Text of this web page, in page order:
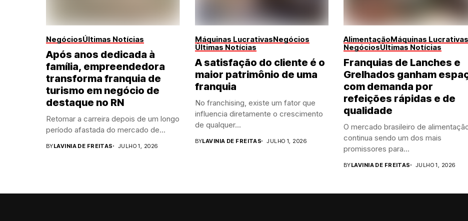
NegóciosÚltimas Notícias
Após anos dedicada à
família, empreendedora
transforma franquia de
turismo em negócio de
destaque no RN
Retomar a carreira depois de um longo
período afastada do mercado de...
BYLAVINIA DE FREITAS JULHO 1, 2026
Máquinas LucrativasNegócios
Últimas Notícias
A satisfação do cliente é o
maior patrimônio de uma
franquia
No franchising, existe um fator que
influencia diretamente o crescimento
de qualquer...
BYLAVINIA DE FREITAS JULHO 1, 2026
AlimentaçãoMáquinas Lucrativas
NegóciosÚltimas Notícias
Franquias de Lanches e
Grelhados ganham
com demanda por
refeições rápidas e de
qualidade
O mercado brasileiro de
continua sendo um dos mais
promissores para...
BYLAVINIA DE FREITAS JULHO 1, 2026